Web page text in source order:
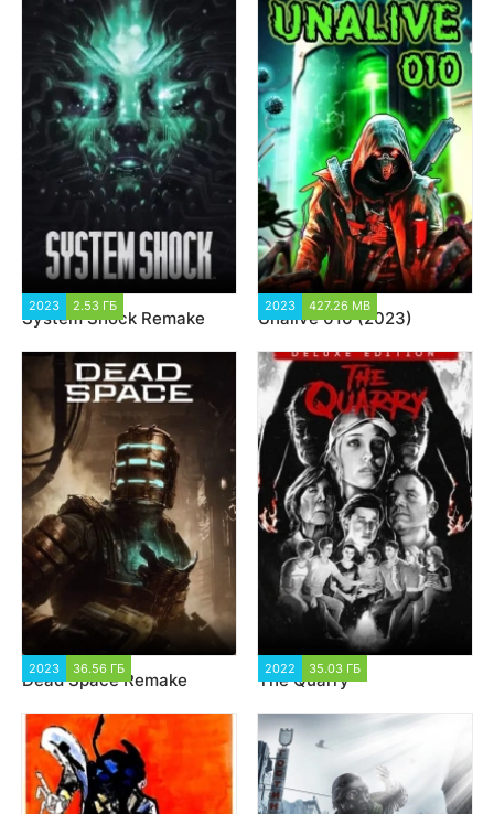
2023 2.53 ГБ
System Shock Remake
2023 427.26 MB
Unalive 010 (2023)
2023 36.56 ГБ
Dead Space Remake
2022 35.03 ГБ
The Quarry